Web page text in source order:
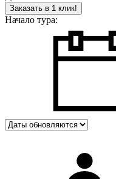
Заказать в 1 клик!
Начало тура: